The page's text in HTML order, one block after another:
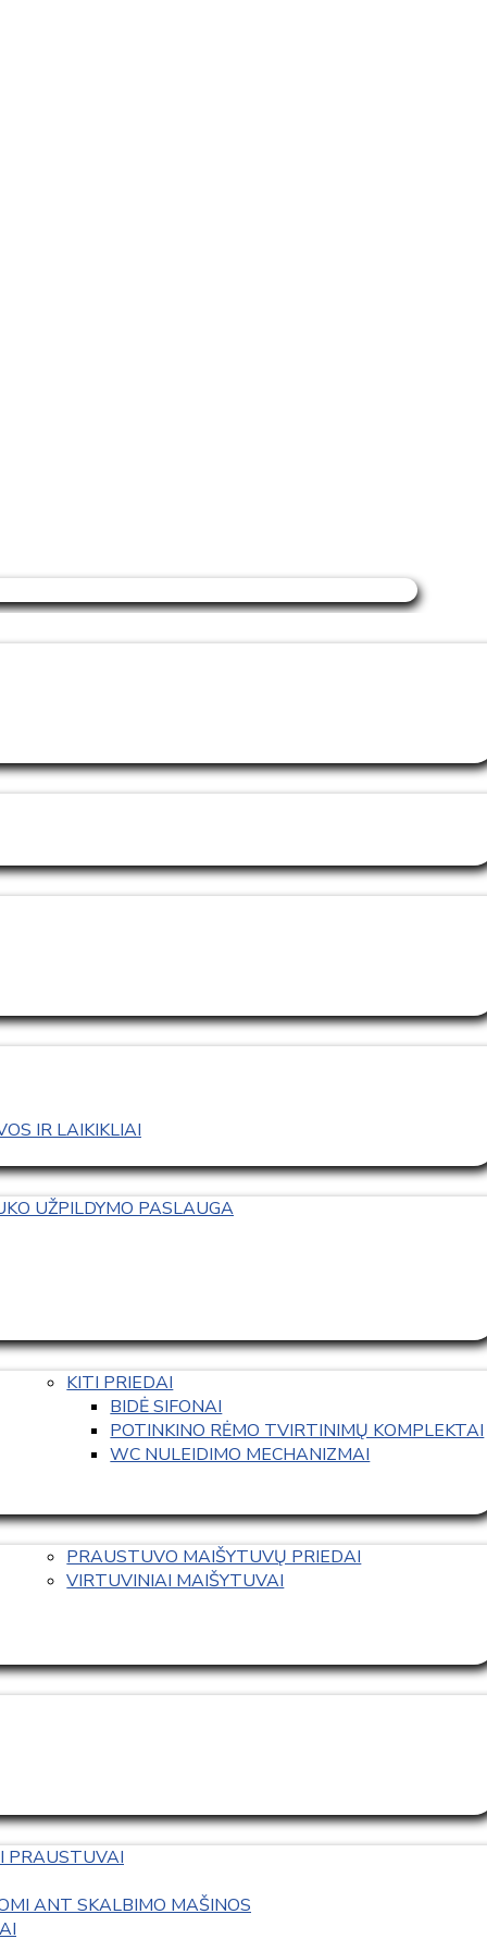
IR LAIKIKLIAI
UŽPILDYMO PASLAUGA
KITI PRIEDAI
BIDĖ SIFONAI
POTINKINO RĖMO TVIRTINIMŲ KOMPLEKTAI
WC NULEIDIMO MECHANIZMAI
PRAUSTUVO MAIŠYTUVŲ PRIEDAI
VIRTUVINIAI MAIŠYTUVAI
PRAUSTUVAI
ANT SKALBIMO MAŠINOS